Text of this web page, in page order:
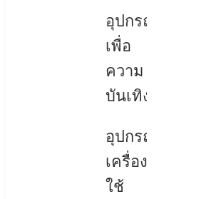
อุปกรณ์
เพื่อ
ความ
บันเทิง
อุปกรณ์
เครื่อง
ใช้